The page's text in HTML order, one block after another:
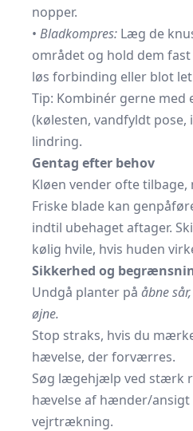
nopper.
• Blad­kompres: Læg de
området og hold dem
løs forbinding eller blot
Tip: Kombinér gerne med
(kølesten, vandfyldt pose,
lindring.
Gentag efter behov
Kløen vender ofte
Friske blade kan
indtil ubehaget aftager.
kølig hvile, hvis huden
Sikkerhed og
Undgå planter på åbne
øjne.
Stop straks, hvis du
hævelse, der forværres.
Søg lægehjælp ved stærk
hævelse af hænder/ansigt
vejrtrækning.